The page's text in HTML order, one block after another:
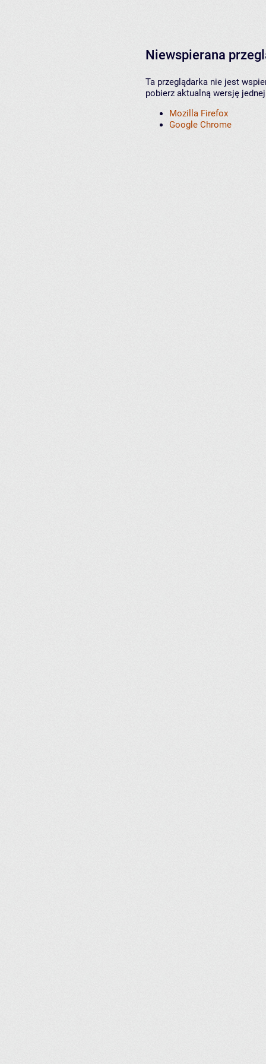
Niewspierana
Ta przeglądarka nie jest
pobierz aktualną wersję
Mozilla Firefox
Google Chrome